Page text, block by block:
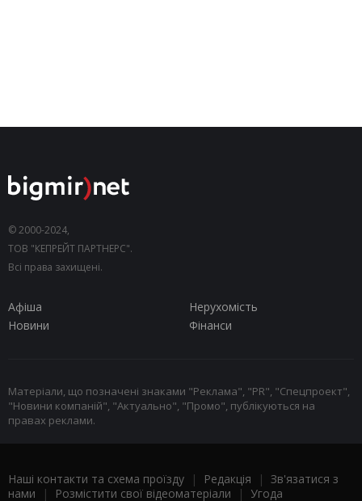
© 2000-2024,
ТОВ "КЕПРЕЙТ ПАРТНЕРС".
Всі права захищені.
Афіша
Нерухомість
Новини
Фінанси
Матеріали, що позначені знаками "Реклама", "PR", "Спецпроект",
"Новини компаній", "Актуально", "Промо", публікуються на
правах реклами.
Наші контакти та схема проїзду | Редакція | Зв'язатися з
нами | Розмістити свої відеоматеріали | Угода